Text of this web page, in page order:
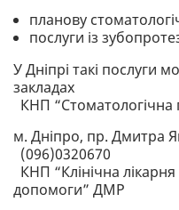
планову
послуги із
У Дніпрі такі послуги
закладах
КНП “Стоматологічна
м. Дніпро, пр. Дмитра
(096)0320670
КНП “Клінічна
допомоги” ДМР